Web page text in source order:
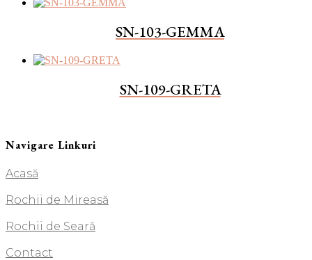
SN-103-GEMMA
SN-109-GRETA
Navigare Linkuri
Acasă
Rochii de Mireasă
Rochii de Seară
Contact